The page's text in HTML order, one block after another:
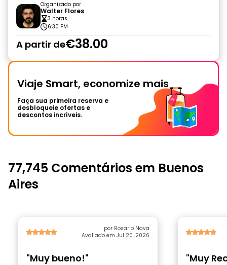
Organizado por
Walter Flores
3 horas
6:30 PM
A partir de€38.00
Viaje Smart, economize mais
Faça sua primeira reserva e
desbloqueie ofertas e
descontos incríveis.
77,745 Comentários em Buenos
Aires
por Rosario Nava
Avaliado em Jul 20, 2026
"Muy bueno!" "Muy